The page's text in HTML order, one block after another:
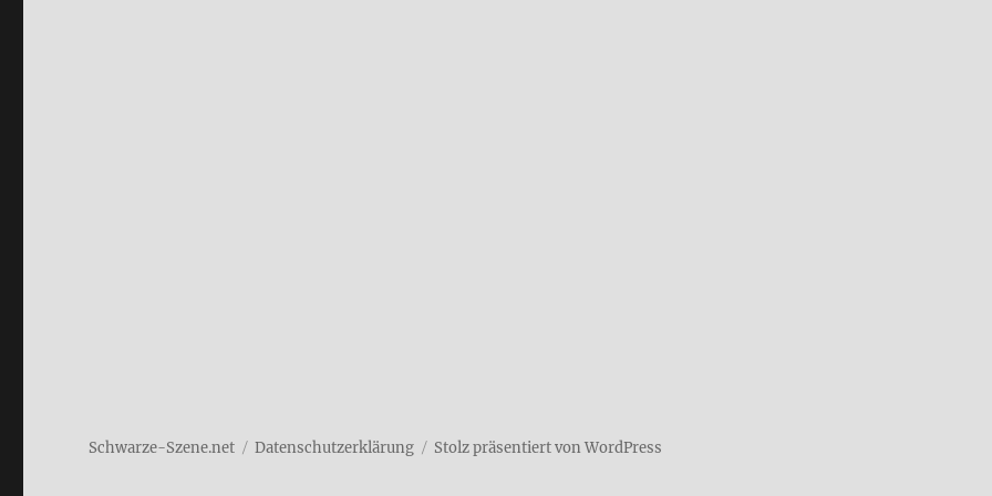
Schwarze-Szene.net Daten­schutz­er­klä­rung Stolz präsentiert von WordPress